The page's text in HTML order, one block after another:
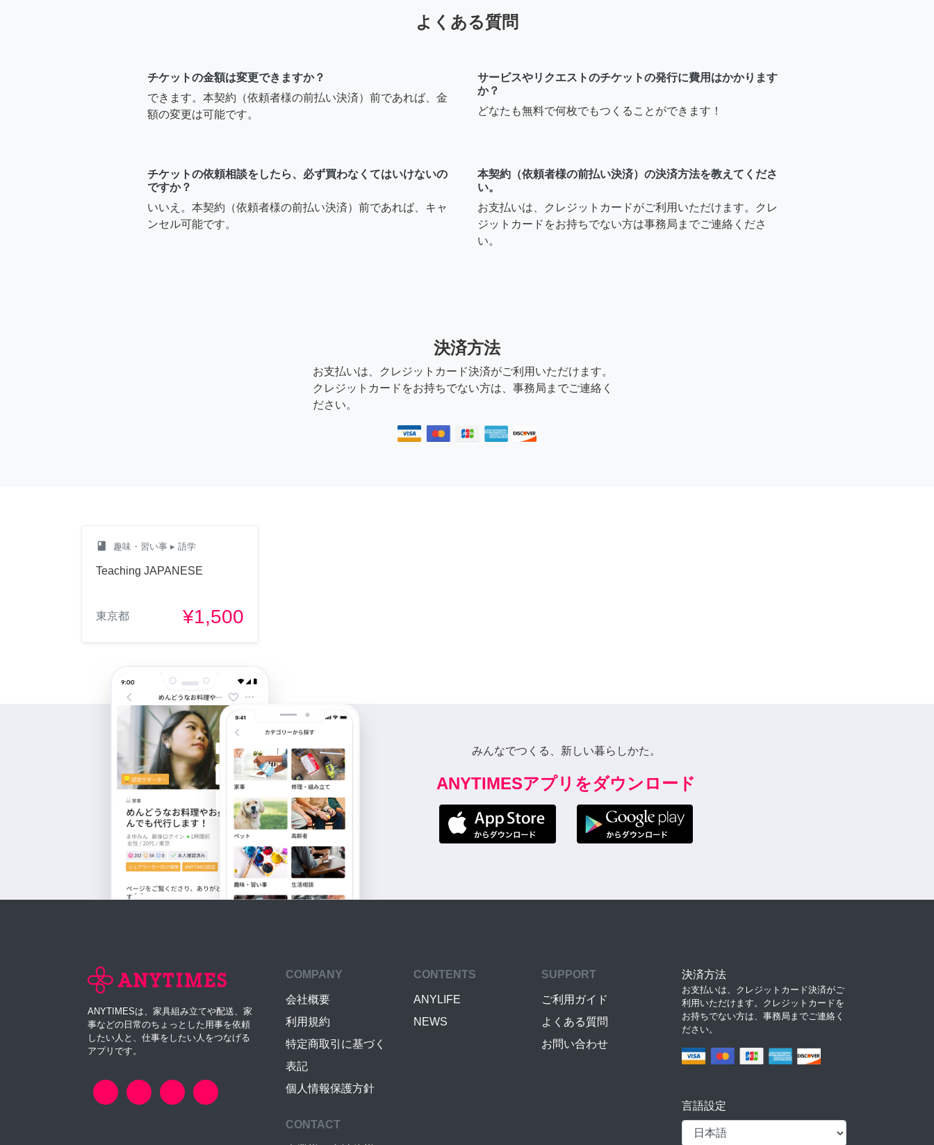
よくある質問
チケットの金額は変更できますか？
できます。本契約（依頼者様の前払い決済）前であれば、金
額の変更は可能です。
サービスやリクエストのチケットの発行に費用はかかります
か？
どなたも無料で何枚でもつくることができます！
チケットの依頼相談をしたら、必ず買わなくてはいけないの
ですか？
いいえ。本契約（依頼者様の前払い決済）前であれば、キャ
ンセル可能です。
本契約（依頼者様の前払い決済）の決済方法を教えてくださ
い。
お支払いは、クレジットカードがご利用いただけます。クレ
ジットカードをお持ちでない方は事務局までご連絡くださ
い。
決済方法
お支払いは、クレジットカード決済がご利用いただけます。
クレジットカードをお持ちでない方は、事務局までご連絡く
ださい。
class 趣味・習い事 ▸ 語学
Teaching JAPANESE
東京都 ¥1,500
みんなでつくる、新しい暮らしかた。
ANYTIMESアプリをダウンロード
ANYTIMESは、家具組み立てや配送、家
事などの日常のちょっとした用事を依頼
したい人と、仕事をしたい人をつなげる
アプリです。
COMPANY
会社概要
利用規約
特定商取引に基づく
表記
個人情報保護方針
CONTENTS
ANYLIFE
NEWS
SUPPORT
ご利用ガイド
よくある質問
お問い合わせ
CONTACT
決済方法
お支払いは、クレジットカード決済がご
利用いただけます。クレジットカードを
お持ちでない方は、事務局までご連絡く
ださい。
言語設定